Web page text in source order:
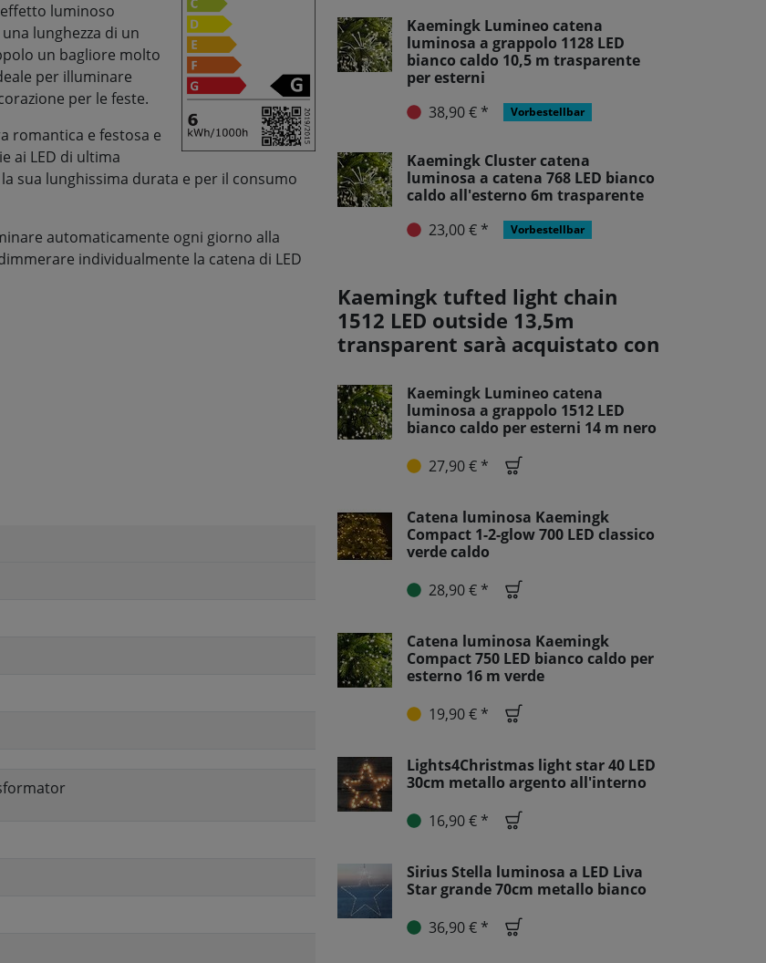
effetto luminoso
lunghezza di un
un bagliore molto
per illuminare
per le feste.
romantica e festosa e
ai LED di ultima
sua lunghissima durata e per il consumo
automaticamente ogni giorno alla
individualmente la catena di LED
Kaemingk Lumineo catena
luminosa a grappolo 1128 LED
bianco caldo 10,5 m trasparente
per esterni
38,90 € *
Vorbestellbar
Kaemingk Cluster catena
luminosa a catena 768 LED bianco
caldo all'esterno 6m trasparente
23,00 € *
Vorbestellbar
Kaemingk tufted light chain
1512 LED outside 13,5m
transparent sarà acquistato con
Kaemingk Lumineo catena
luminosa a grappolo 1512 LED
bianco caldo per esterni 14 m nero
27,90 € *
Catena luminosa Kaemingk
Compact 1-2-glow 700 LED classico
verde caldo
28,90 € *
Catena luminosa Kaemingk
Compact 750 LED bianco caldo per
esterno 16 m verde
19,90 € *
Lights4Christmas light star 40 LED
30cm metallo argento all'interno
16,90 € *
Sirius Stella luminosa a LED Liva
Star grande 70cm metallo bianco
36,90 € *